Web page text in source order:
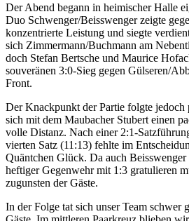
Der Abend begann in heimischer Halle
Duo Schwenger/Beisswenger zeigte
konzentrierte Leistung und siegte
sich Zimmermann/Buchmann am
doch Stefan Bertsche und Maurice
souveränen 3:0-Sieg gegen Gülseren/
Front.
Der Knackpunkt der Partie folgte jedoch
sich mit dem Maubacher Stubert einen
volle Distanz. Nach einer 2:1-
vierten Satz (11:13) fehlte im
Quäntchen Glück. Da auch
heftiger Gegenwehr mit 1:3 gratulieren
zugunsten der Gäste.
In der Folge tat sich unser Team schwer